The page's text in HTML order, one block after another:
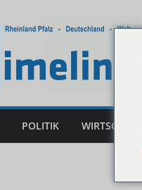
POLITIK WIRTSCHAFT